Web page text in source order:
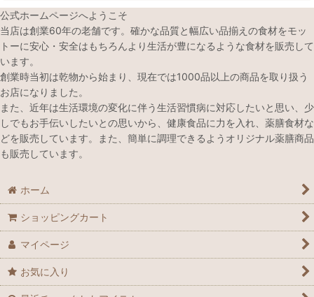
公式ホームページへようこそ
当店は創業60年の老舗です。確かな品質と幅広い品揃えの食材をモッ
トーに安心・安全はもちろんより生活が豊になるような食材を販売して
います。
創業時当初は乾物から始まり、現在では1000品以上の商品を取り扱う
お店になりました。
また、近年は生活環境の変化に伴う生活習慣病に対応したいと思い、少
しでもお手伝いしたいとの思いから、健康食品に力を入れ、薬膳食材な
どを販売しています。また、簡単に調理できるようオリジナル薬膳商品
も販売しています。
ホーム
ショッピングカート
マイページ
お気に入り